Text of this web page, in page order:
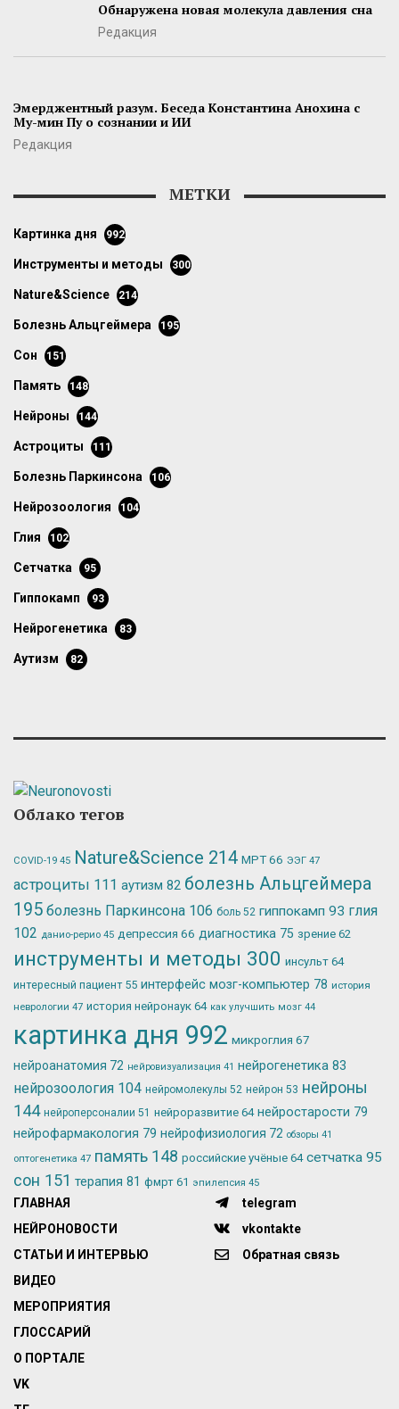
Обнаружена новая молекула давления сна
Редакция
Эмерджентный разум. Беседа Константина Анохина с
Му-мин Пу о сознании и ИИ
Редакция
МЕТКИ
картинка дня 992
инструменты и методы 300
Nature&Science 214
болезнь Альцгеймера 195
сон 151
память 148
нейроны 144
астроциты 111
болезнь Паркинсона 106
нейрозоология 104
глия 102
сетчатка 95
гиппокамп 93
нейрогенетика 83
аутизм 82
Облако тегов
COVID-19 45 Nature&Science 214 МРТ66 ЭЭГ 47
астроциты 111 аутизм 82 болезнь Альцгеймера
195 болезнь Паркинсона 106 боль 52 гиппокамп 93 глия
102 данио-рерио 45 депрессия 66 диагностика 75 зрение 62
инструменты и методы 300 инсульт 64
интересный пациент 55 интерфейс мозг-компьютер 78 история
неврологии 47 история нейронаук 64 как улучшить мозг 44
картинка дня 992 микроглия 67
нейроанатомия 72 нейровизуализация 41 нейрогенетика 83
нейрозоология 104 нейромолекулы 52 нейрон 53 нейроны
144 нейроперсоналии 51 нейроразвитие 64 нейростарости 79
нейрофармакология 79 нейрофизиология 72 обзоры 41
оптогенетика 47 память 148 российские учёные 64 сетчатка 95
сон 151 терапия 81 фмрт 61 эпилепсия 45
ГЛАВНАЯ
НЕЙРОНОВОСТИ
СТАТЬИ И ИНТЕРВЬЮ
ВИДЕО
МЕРОПРИЯТИЯ
ГЛОССАРИЙ
О ПОРТАЛЕ
VK
telegram
vkontakte
Обратная связь